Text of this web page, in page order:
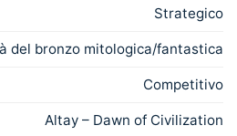
Strategico
del bronzo mitologica/fantastica
Competitivo
Altay – Dawn of Civilization